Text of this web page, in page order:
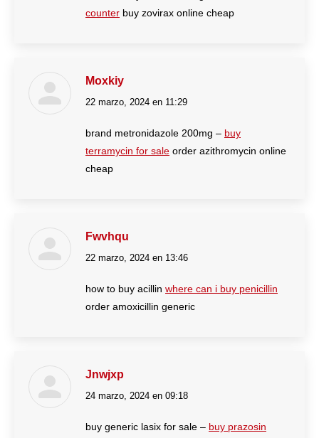
counter buy zovirax online cheap
Moxkiy
dice:
22 marzo, 2024 en 11:29
brand metronidazole 200mg – buy
terramycin for sale order azithromycin online
cheap
Fwvhqu
dice:
22 marzo, 2024 en 13:46
how to buy acillin where can i buy penicillin
order amoxicillin generic
Jnwjxp
dice:
24 marzo, 2024 en 09:18
buy generic lasix for sale – buy prazosin